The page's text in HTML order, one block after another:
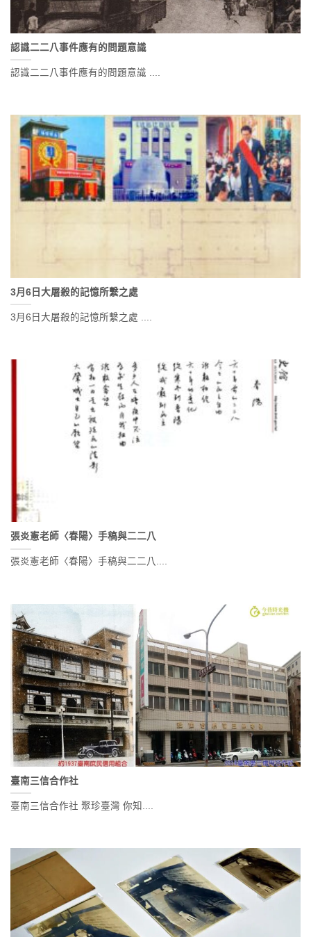
認識二二八事件應有的問題意識
認識二二八事件應有的問題意識 ....
3月6日大屠殺的記憶所繫之處
3月6日大屠殺的記憶所繫之處 ....
張炎憲老師〈春陽〉手稿與二二八
張炎憲老師〈春陽〉手稿與二二八....
臺南三信合作社
臺南三信合作社 聚珍臺灣 你知....